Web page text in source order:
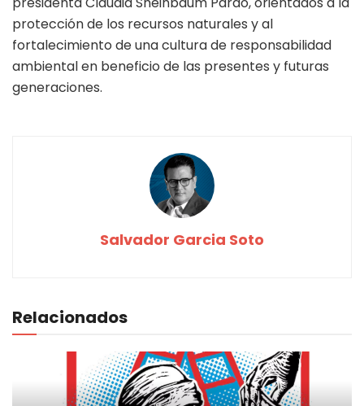
protección de los recursos naturales y al
fortalecimiento de una cultura de responsabilidad
ambiental en beneficio de las presentes y futuras
generaciones.
Salvador Garcia Soto
Relacionados